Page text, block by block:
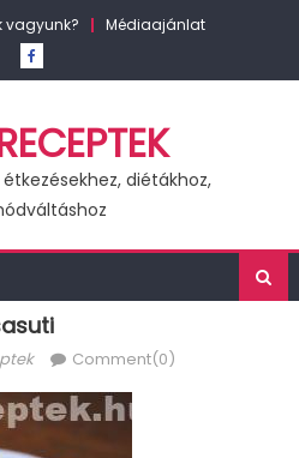
vagyunk? Médiaajánlat
diétákhoz,
Comment(0)